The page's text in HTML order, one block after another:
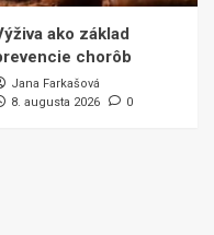
ako základ
chorôb
Jana Farkašová
8. augusta 2026
0